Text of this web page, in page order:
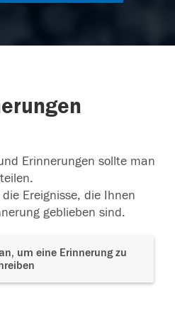
Erinnerungen sollte man
teilen.
Ereignisse, die Ihnen
geblieben sind.
um eine Erinnerung zu